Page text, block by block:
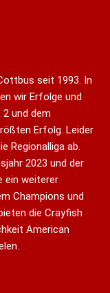
seit 1993. In
wir Erfolge und
und dem
Erfolg. Leider
Regionalliga ab.
2023 und der
ein weiterer
Champions und
die Crayfish
American